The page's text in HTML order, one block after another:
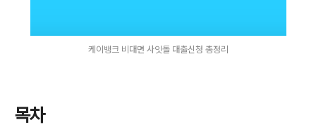
케이뱅크 비대면 사잇돌 대출신청 총정리
목차